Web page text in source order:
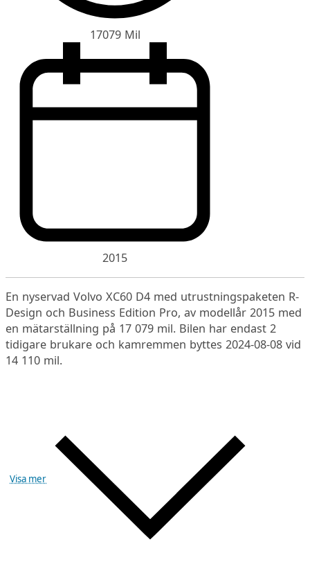
17079 Mil
2015
En nyservad Volvo XC60 D4 med utrustningspaketen R-
Design och Business Edition Pro, av modellår 2015 med
en mätarställning på 17 079 mil. Bilen har endast 2
tidigare brukare och kamremmen byttes 2024-08-08 vid
14 110 mil.
Visa mer